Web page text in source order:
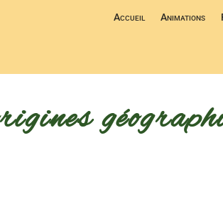
Accueil Animations